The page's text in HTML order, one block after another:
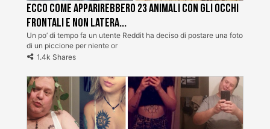
Ecco come apparirebbero 23 animali con gli occhi
frontali e non latera...
Un po’ di tempo fa un utente Reddit ha deciso di postare una foto
di un piccione per niente or
1.4k Shares